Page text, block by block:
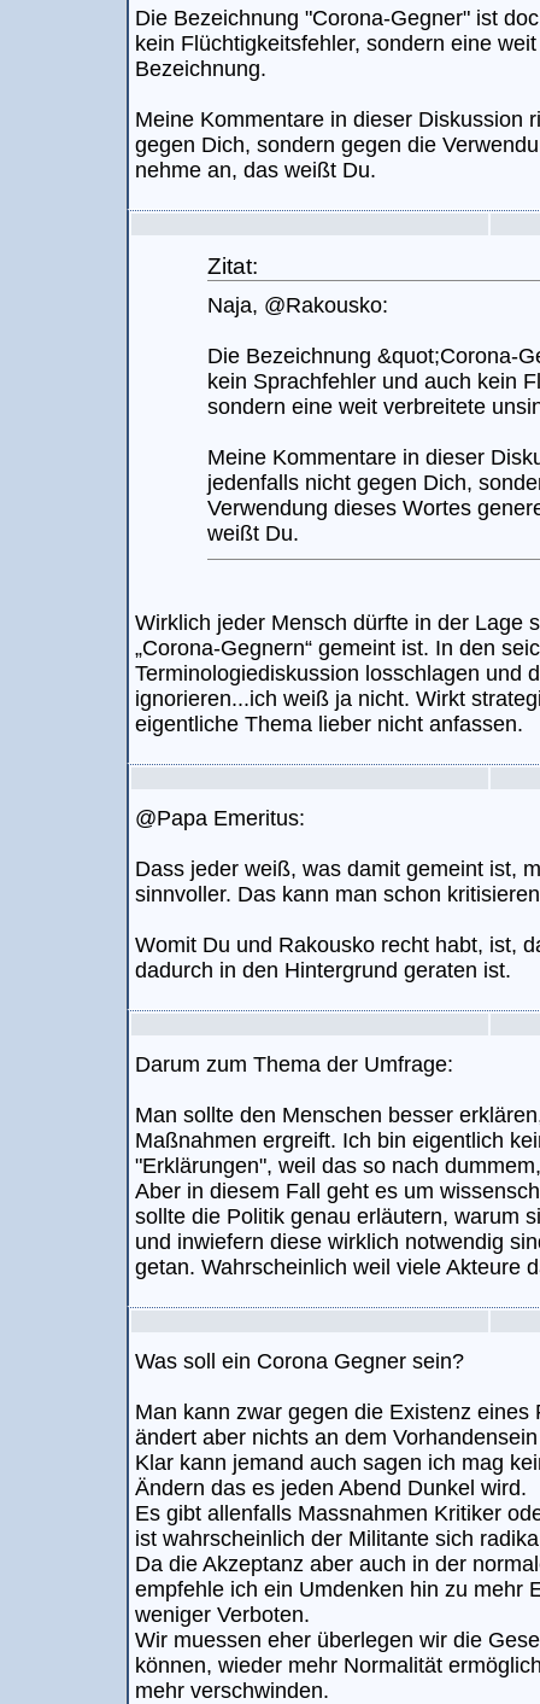
Die Bezeichnung "Corona-Gegner" ist
kein Flüchtigkeitsfehler, sondern eine
Bezeichnung.
Meine Kommentare in dieser Diskussion
gegen Dich, sondern gegen die
nehme an, das weißt Du.
Zitat:
Naja, @Rakousko:
Die Bezeichnung &quot;Corona-
kein Sprachfehler und auch kein
sondern eine weit verbreitete
Meine Kommentare in dieser
jedenfalls nicht gegen Dich,
Verwendung dieses Wortes
weißt Du.
Wirklich jeder Mensch dürfte in der Lage
„Corona-Gegnern“ gemeint ist. In den
Terminologiediskussion losschlagen und
ignorieren...ich weiß ja nicht. Wirkt
eigentliche Thema lieber nicht anfassen.
@Papa Emeritus:
Dass jeder weiß, was damit gemeint ist,
sinnvoller. Das kann man schon
Womit Du und Rakousko recht habt, ist,
dadurch in den Hintergrund geraten ist.
Darum zum Thema der Umfrage:
Man sollte den Menschen besser
Maßnahmen ergreift. Ich bin eigentlich
"Erklärungen", weil das so nach
Aber in diesem Fall geht es um
sollte die Politik genau erläutern, warum
und inwiefern diese wirklich notwendig
getan. Wahrscheinlich weil viele Akteure
Was soll ein Corona Gegner sein?
Man kann zwar gegen die Existenz eines
ändert aber nichts an dem
Klar kann jemand auch sagen ich mag
Ändern das es jeden Abend Dunkel wird.
Es gibt allenfalls Massnahmen Kritiker
ist wahrscheinlich der Militante sich
Da die Akzeptanz aber auch in der
empfehle ich ein Umdenken hin zu mehr
weniger Verboten.
Wir muessen eher überlegen wir die
können, wieder mehr Normalität
mehr verschwinden.